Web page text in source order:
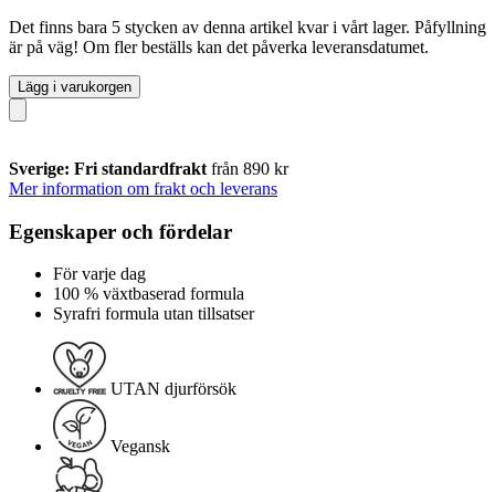
Det finns bara 5 stycken av denna artikel kvar i vårt lager. Påfyllning
är på väg! Om fler beställs kan det påverka leveransdatumet.
Lägg i varukorgen
Sverige: Fri standardfrakt från 890 kr
Mer information om frakt och leverans
Egenskaper och fördelar
För varje dag
100 % växtbaserad formula
Syrafri formula utan tillsatser
UTAN djurförsök
Vegansk